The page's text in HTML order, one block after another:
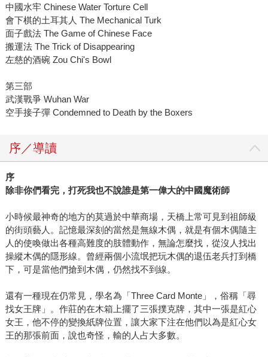
中國水牢 Chinese Water Torture Cell
會下棋的土耳其人 The Mechanical Turk
面子戲法 The Game of Chinese Face
搬運法 The Trick of Disappearing
左慈的酒碗 Zou Chi's Bowl
第三部
武漢戰爭 Wuhan War
空手接子彈 Condemned to Death by the Boxers
序／導讀
序
除非你們看完，打死我也不說誰是第一偉大的中國魔術師
小時候最神奇的地方的莫過於中華商場，天橋上常可見到祖師級
的街頭藝人。記憶最深刻的當然是無線木偶，就是有個木偶隨主
人的使喚做出各種高難度的肢體動作，無論怎麼找，從沒人找出
操縱木偶的隱形線。曾經兩個小流氓把玩木偶的退伍老兵打到橋
下，可是當他們搶到木偶，仍然找不到線。
還有一種現在仍常見，學名為「Three Card Monte」，俗稱「尋
找女王牌」。作莊的在木箱上擺了三張撲克牌，其中一張是紅心
女王，他不停的變換紙牌位置，讓大家下注在他們以為是紅心女
王的那張前面，說也奇怪，輸的人占大多數。